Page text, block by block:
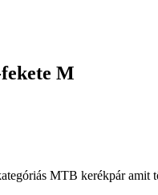
M
MTB kerékpár amit